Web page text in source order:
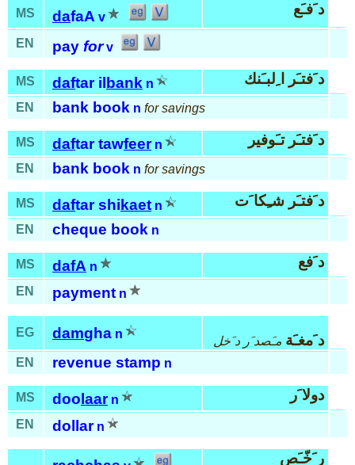
MS dafaA v د َفـَع
EN pay for v
MS daftar il bank n د َفتـَر ا ِلبـَنك
EN bank book n for savings
MS daftar tawfeer n د َفتـَر تـَوفير
EN bank book n for savings
MS daftar shi kaet n د َفتـَر شـِكا َت
EN cheque book n
MS dafA n د َفع
EN payment n
EG damgha n د َمغـَة مـَصد َر د َخل
EN
revenue stamp n
MS doo laar n دولا َر
EN dollar n
ر َخّـَص